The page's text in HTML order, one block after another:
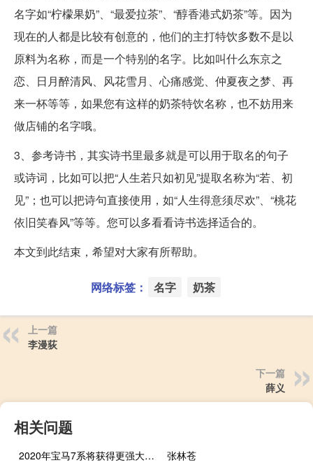
名字如“柠檬果奶”、“最爱拉茶”、“醇香港式奶茶”等。因为
现在的人都是比较有创意的，他们的主打特饮多数不是以
原料为名称，而是一个特别的名字。比如叫什么东京之
恋、日月醉清风、风花雪月、心痛感觉、仲夏夜之梦、再
来一杯等等，如果您有这样的奶茶特饮名称，也不妨用来
做店铺的名字哦。
3、参考诗书，其实诗书里最多就是可以用于取名的句子
或诗词，比如可以把“人生若只如初见”提取名称为“若、初
见”；也可以把诗句直接使用，如“人生得意须尽欢”、“桃花
依旧笑春风”等等。您可以多看看诗书选择适合的。
本文到此结束，希望对大家有所帮助。
网络标签： 名字 奶茶
上一篇
李漫荻
下一篇
薛义
相关问题
2020年宝马7系将获得更强大的插电式混合动力汽车
张林苍